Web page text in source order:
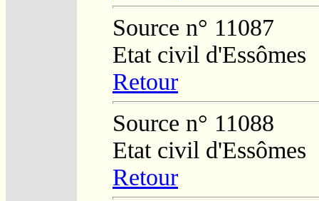
Source n° 11087
Etat civil d'Essômes
Retour
Source n° 11088
Etat civil d'Essômes
Retour